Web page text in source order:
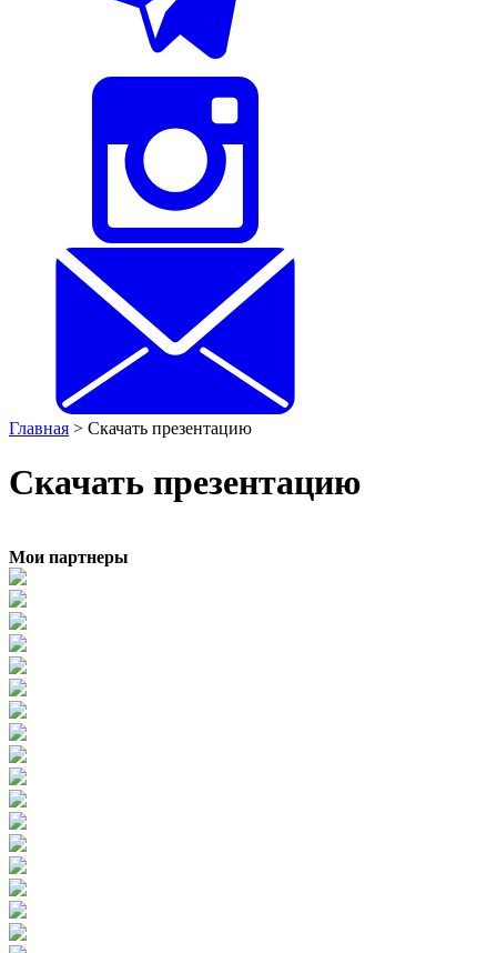
Главная > Скачать презентацию
Скачать презентацию
Мои партнеры